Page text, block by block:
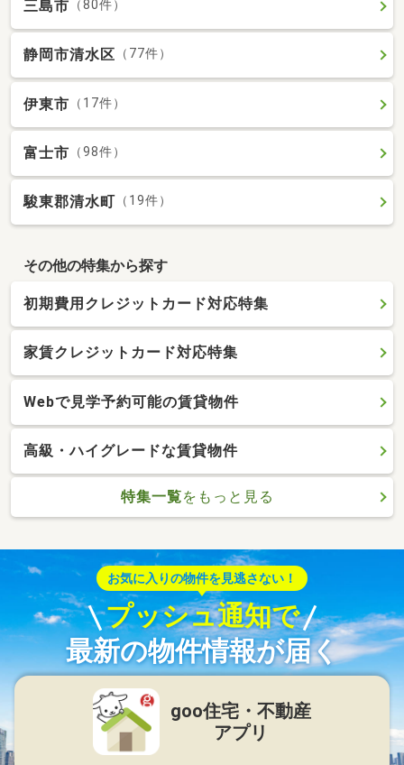
三島市 （80件）
静岡市清水区 （77件）
伊東市 （17件）
富士市 （98件）
駿東郡清水町 （19件）
その他の特集から探す
初期費用クレジットカード対応特集
家賃クレジットカード対応特集
Webで見学予約可能の賃貸物件
高級・ハイグレードな賃貸物件
特集一覧をもっと見る
お気に入りの物件を見逃さない！
プッシュ通知で
最新の物件情報が届く
goo住宅・不動産
アプリ